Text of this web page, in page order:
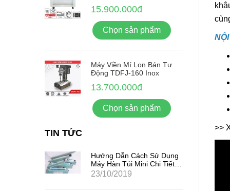
>>
15.900.000đ
Chọn sản phẩm
Máy Viền Mí Lon Bán Tự
Động TDFJ-160 Inox
13.700.000đ
Chọn sản phẩm
TIN TỨC
Hướng Dẫn Cách Sử Dụng
Máy Hàn Túi Mini Chi Tiết,
Hiệu Quả Nhất
23/10/2019